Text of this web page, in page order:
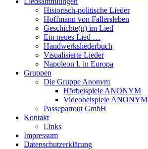
Historisch-politische Lieder
Hoffmann von Fallersleben
Geschichte(n) im Lied
Ein neues Lied …
Handwerksliederbuch
Visualisierte Lieder
Napoleon I. in Europa
Gruppen
Die Gruppe Anonym
Hörbeispiele ANONYM
Videobeispiele ANONYM
Passepartout GmbH
Kontakt
Links
Impressum
Datenschutzerklärung